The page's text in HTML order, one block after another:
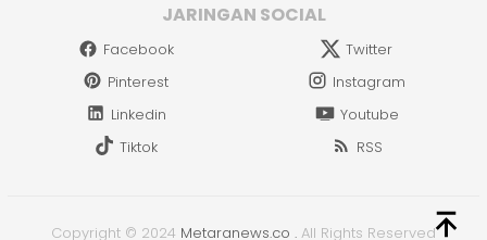
JARINGAN SOCIAL
Facebook
Twitter
Pinterest
Instagram
Linkedin
Youtube
Tiktok
RSS
Copyright © 2024 Metaranews.co . All Rights Reserved